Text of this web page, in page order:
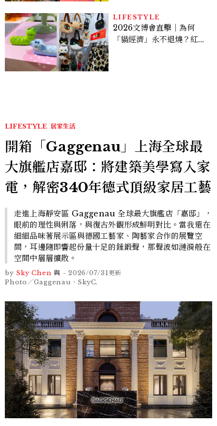
LIFESTYLE
2026文博會直擊｜為何
「貓經濟」永不退燒？紅到
LIFESTYLE 居家生活
開箱「Gaggenau」上海全球最
大旗艦店嘉邸：將建築美學寫入家
電，解密340年德式頂級家居工藝
走進上海靜安區 Gaggenau 全球最大旗艦店「嘉邸」，
眼前的理性與俐落，與復古外觀形成鮮明對比。當我還在
細細品味著展示區與德國工藝家、陶藝家合作的展覽空
間，耳邊隨即響起份量十足的錘鍛聲，那聲波如漣漪般在
空間中層層擴散。
by Sky Chen 與 - 2026/07/31更新
Photo／Gaggenau、SkyC.